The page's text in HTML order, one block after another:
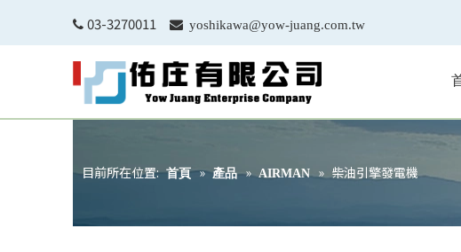
 03-3270011  yoshikawa@yow-juang.com.tw
目前所在位置: 首頁 » 產品 » AIRMAN » 柴油引擎發電機